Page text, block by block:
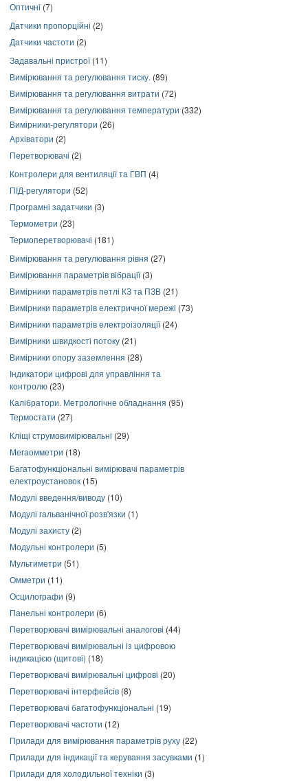
Оптичні (7)
Датчики пропорційні (2)
Датчики частоти (2)
Задавальні пристрої(11)
Вимірювання та регулювання тиску. (89)
Вимірювання та регулювання витрати (72)
Вимірювання та регулювання температури (332)
Вимірники-регулятори (26)
Архіватори (2)
Перетворювачі (2)
Контролери для вентиляції та ГВП (4)
ПІД-регулятори (52)
Програмні задатчики (3)
Термометри (23)
Термоперетворювачі (181)
Вимірювання та регулювання рівня (27)
Вимірювання параметрів вібрації(3)
Вимірники параметрів петлі КЗ та ПЗВ (21)
Вимірники параметрів електричної мережі (73)
Вимірники параметрів електроізоляції(24)
Вимірники швидкості потоку (21)
Вимірники опору заземлення (28)
Індикатори цифрові для управління та
контролю (23)
Калібратори. Метрологічне обладнання (95)
Термостати (27)
Кліщі струмовимірювальні (29)
Мегаомметри (18)
Багатофункціональні вимірювачі параметрів
електроустановок (15)
Модулі введення/виводу (10)
Модулі гальванічної розв'язки (1)
Модулі захисту (2)
Модульні контролери (5)
Мультиметри (51)
Омметри (11)
Осцилографи (9)
Панельні контролери (6)
Перетворювачі вимірювальні аналогові (44)
Перетворювачі вимірювальні із цифровою
індикацією (щитові) (18)
Перетворювачі вимірювальні цифрові (20)
Перетворювачі інтерфейсів (8)
Перетворювачі багатофункціональні (19)
Перетворювачі частоти (12)
Прилади для вимірювання параметрів руху (22)
Прилади для індикації та керування засувками (1)
Прилади для холодильної техніки (3)